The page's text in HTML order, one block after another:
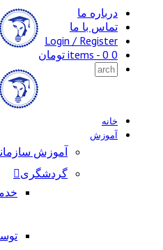
درباره ما
تماس با ما
Login / Register
0 items -
0 تومان
خانه
آموزش
آموزش
گردشگری